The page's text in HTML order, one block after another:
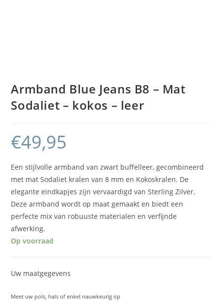
Armband Blue Jeans B8 – Mat
Sodaliet – kokos – leer
€49,95
Een stijlvolle armband van zwart buffelleer, gecombineerd
met mat Sodaliet kralen van 8 mm en Kokoskralen. De
elegante eindkapjes zijn vervaardigd van Sterling Zilver.
Deze armband wordt op maat gemaakt en biedt een
perfecte mix van robuuste materialen en verfijnde
afwerking.
Op voorraad
Uw maatgegevens
Meet uw pols, hals of enkel nauwkeurig op